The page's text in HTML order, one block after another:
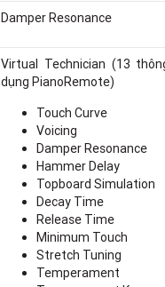
Damper Resonance
Virtual Technician (13
dụng PianoRemote)
Touch Curve
Voicing
Damper Resonance
Hammer Delay
Topboard Simulation
Decay Time
Release Time
Minimum Touch
Stretch Tuning
Temperament